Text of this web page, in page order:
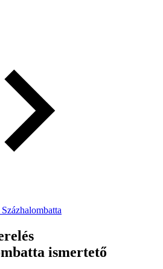
ismertető